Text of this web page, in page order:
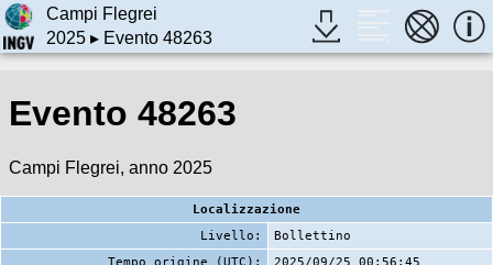
Campi Flegrei
2025▸ Evento 48263
Evento 48263
Campi Flegrei, anno 2025
Localizzazione
Livello:
Bollettino
Tempo origine (UTC):
2025/09/25 00:56:45